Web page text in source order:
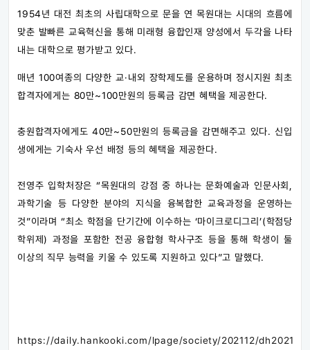
1954년 대전 최초의 사립대학으로 문을 연 목원대는 시대의 흐름에
맞춘 발빠른 교육혁신을 통해 미래형 융합인재 양성에서 두각을 나타
내는 대학으로 평가받고 있다.
매년 100여종의 다양한 교·내외 장학제도를 운용하며 정시지원 최초
합격자에게는 80만~100만원의 등록금 감면 혜택을 제공한다.
충원합격자에게도 40만~50만원의 등록금을 감면해주고 있다. 신입
생에게는 기숙사 우선 배정 등의 혜택을 제공한다.
전영주 입학처장은 “목원대의 강점 중 하나는 문화예술과 인문사회,
과학기술 등 다양한 분야의 지식을 융복합한 교육과정을 운영하는
것”이라며 “최소 학점을 단기간에 이수하는 ‘마이크로디그리’(학점당
학위제) 과정을 포함한 전공 융합형 학사구조 등을 통해 학생이 둘
이상의 직무 능력을 키울 수 있도록 지원하고 있다”고 말했다.
https://daily.hankooki.com/lpage/society/202112/